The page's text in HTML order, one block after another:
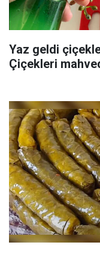
Yaz geldi
Çiçekleri